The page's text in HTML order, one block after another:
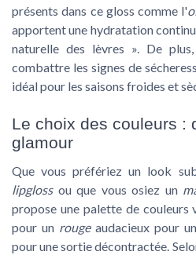
présents dans ce gloss comme l'
apportent une hydratation
naturelle des lèvres ». De
combattre les signes de
idéal pour les saisons froides et
Le choix des couleurs :
glamour
Que vous préfériez un look
lipglossou que vous osiez un
propose une palette de couleurs
pour un rougeaudacieux pour
pour une sortie décontractée.